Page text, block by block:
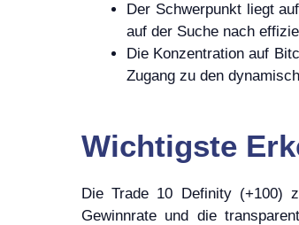
Der Schwerpunkt liegt
auf der Suche nach
Die Konzentration auf
Zugang zu den
Wichtigste
Die Trade 10 Definity (+100)
Gewinnrate und die